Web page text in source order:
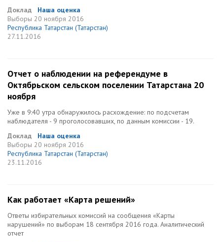
Доклад
Наша оценка
Выборы 20 ноября 2016
Республика Татарстан (Татарстан)
27.11.2016
Отчет о наблюдении на референдуме в
Октябрьском сельском поселении Татарстана 20
ноября
Уже в 9:40 утра обнаружилось расхождение: по подсчетам
наблюдателя - 9 проголосовавших, по данным комиссии - 19.
Доклад
Наша оценка
Выборы 20 ноября 2016
Республика Татарстан (Татарстан)
23.11.2016
Как работает «Карта решений»
Ответы избирательных комиссий на сообщения «Карты
нарушений» по выборам 18 сентября 2016 года. Аналитический
отчет